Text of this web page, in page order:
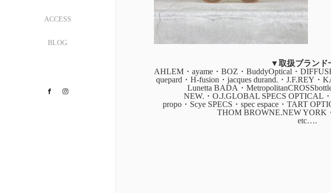
ACCESS
BLOG
Facebook
▼取扱ブランド
AHLEM・ayame・BOZ・BuddyOptical・
quepard・H-fusion・jacques durand.・J.F.REY
Lunetta BADA・
NEW.・O.J.GLOBAL SPECS OPTICAL
propo・Scye SPECS・spec espace・TART
THOM BROWNE.NEW YORK
etc….